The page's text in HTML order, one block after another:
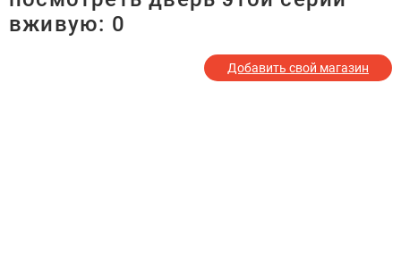
вживую: 0
Добавить свой магазин